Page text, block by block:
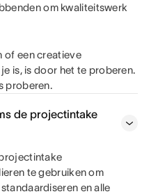
om kwaliteitswerk
of een creatieve
is, is door het te proberen.
proberen.
de projectintake
te gebruiken om
en alle